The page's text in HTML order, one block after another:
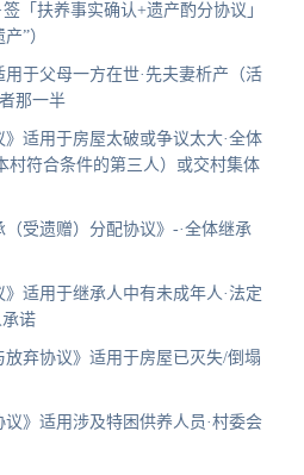
「扶养事实确认+遗产酌分协议」
”）
于父母一方在世·先夫妻析产（活
那一半
适用于房屋太破或争议太大·全体
村符合条件的第三人）或交村集体
（受遗赠）分配协议》-·全体继承
适用于继承人中有未成年人·法定
诺
放弃协议》适用于房屋已灭失/倒塌
》适用涉及特困供养人员·村委会